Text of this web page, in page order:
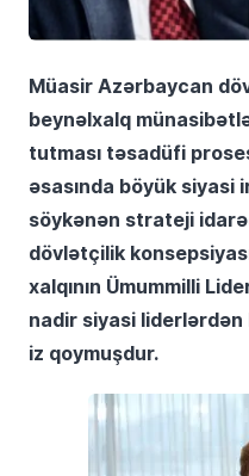
Müasir Azərbaycan
beynəlxalq
tutması təsadüfi
əsasında böyük siyasi
söykənən strateji
dövlətçilik
xalqının Ümummilli
nadir siyasi
iz qoymuşdur.